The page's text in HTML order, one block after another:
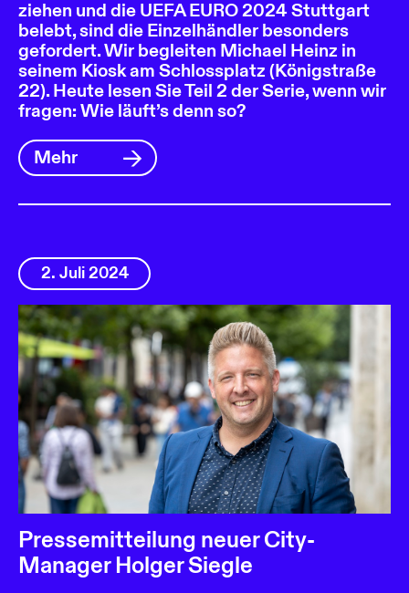
ziehen und die UEFA EURO 2024 Stuttgart
belebt, sind die Einzelhändler besonders
gefordert. Wir begleiten Michael Heinz in
seinem Kiosk am Schlossplatz (Königstraße
22). Heute lesen Sie Teil 2 der Serie, wenn wir
fragen: Wie läuft’s denn so?
Mehr
2. Juli 2024
Pressemitteilung neuer City-
Manager Holger Siegle